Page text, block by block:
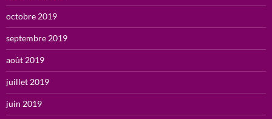
octobre 2019
septembre 2019
août 2019
juillet 2019
juin 2019